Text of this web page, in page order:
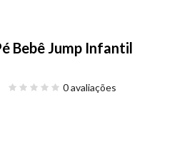
Bebê Jump Infantil
0 avaliações